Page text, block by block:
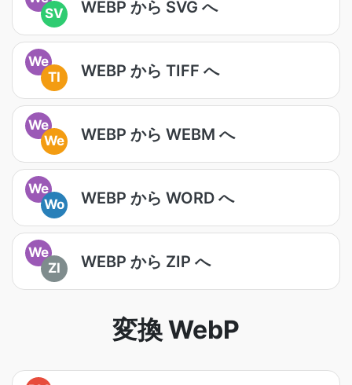
SV
WEBP から SVG へ
We
TI
WEBP から TIFF へ
We
We
WEBP から WEBM へ
We
Wo
WEBP から WORD へ
We
ZI
WEBP から ZIP へ
変換 WebP